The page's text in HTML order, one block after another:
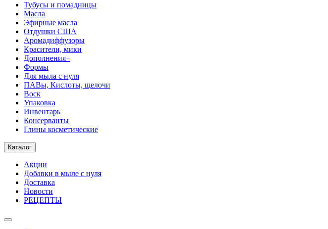
Тубусы и помадницы
Масла
Эфирные масла
Отдушки США
Аромадиффузоры
Красители, мики
Дополнения+
Формы
Для мыла с нуля
ПАВы, Кислоты, щелочи
Воск
Упаковка
Инвентарь
Консерванты
Глины косметические
Каталог
Акции
Добавки в мыле с нуля
Доставка
Новости
РЕЦЕПТЫ